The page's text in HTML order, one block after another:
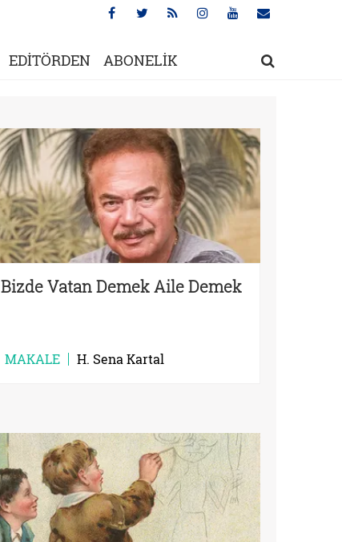
EDİTÖRDEN ABONELİK
Bizde Vatan Demek Aile Demek
MAKALE H. Sena Kartal